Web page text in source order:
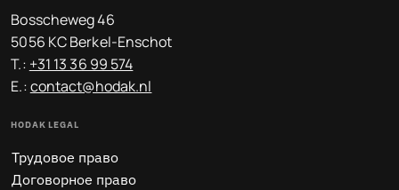
Bosscheweg 46
5056 KC Berkel-Enschot
T.: +31 13 36 99 574
E.:contact@hodak.nl
HODAK LEGAL
Трудовое право
Договорное право